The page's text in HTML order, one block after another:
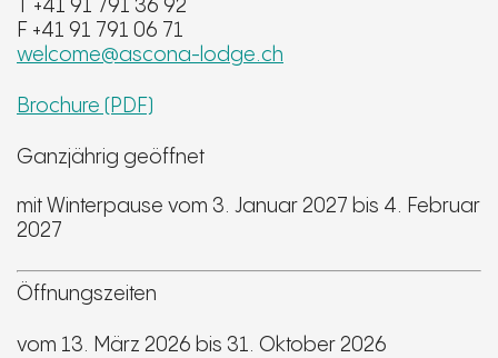
T +41 91 791 36 92
F +41 91 791 06 71
welcome@ascona-lodge.ch
Brochure (PDF)
Ganzjährig geöffnet
mit Winterpause vom 3. Januar 2027 bis 4. Februar
2027
Öffnungszeiten
vom 13. März 2026 bis 31. Oktober 2026